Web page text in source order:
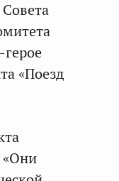
«Поезд
«Они